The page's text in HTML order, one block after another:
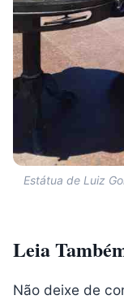
Estátua de Luiz
Leia
Não deixe de